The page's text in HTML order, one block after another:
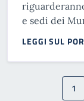
e sedi dei
LEGGI SUL
Paginazione
1